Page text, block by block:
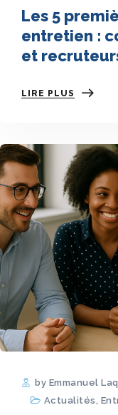
Les 5
entretien :
et
LIRE PLUS
by Emmanuel
Actualités,